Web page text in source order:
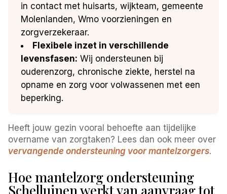
in contact met huisarts, wijkteam, gemeente
Molenlanden, Wmo voorzieningen en
zorgverzekeraar.
Flexibele inzet in verschillende
levensfasen: Wij ondersteunen bij
ouderenzorg, chronische ziekte, herstel na
opname en zorg voor volwassenen met een
beperking.
Heeft jouw gezin vooral behoefte aan tijdelijke
overname van zorgtaken? Lees dan ook meer over
vervangende ondersteuning voor mantelzorgers.
Hoe mantelzorg ondersteuning
Schelluinen werkt van aanvraag tot